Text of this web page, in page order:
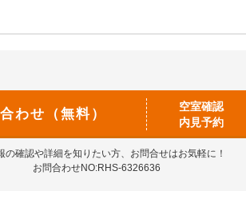
わせ（無料）
空室確認
内見予約
の確認や詳細を知りたい方、お問合せはお気軽に！
お問合わせNO:RHS-6326636